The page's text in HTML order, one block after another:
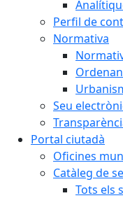
Perfil de
Normativa
Seu
Portal ciutadà
Oficines
Catàleg de
Tots els